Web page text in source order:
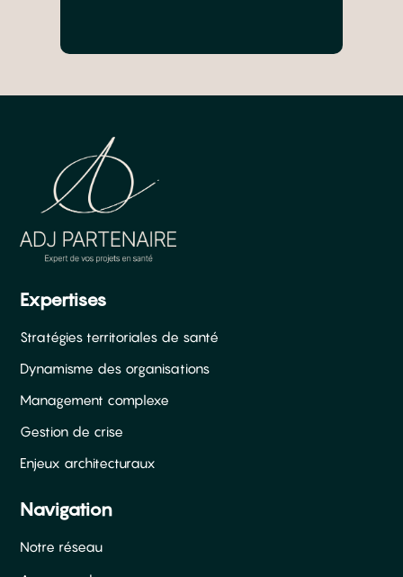
Expertises
Stratégies territoriales de santé
Dynamisme des organisations
Management complexe
Gestion de crise
Enjeux architecturaux
Navigation
Notre réseau